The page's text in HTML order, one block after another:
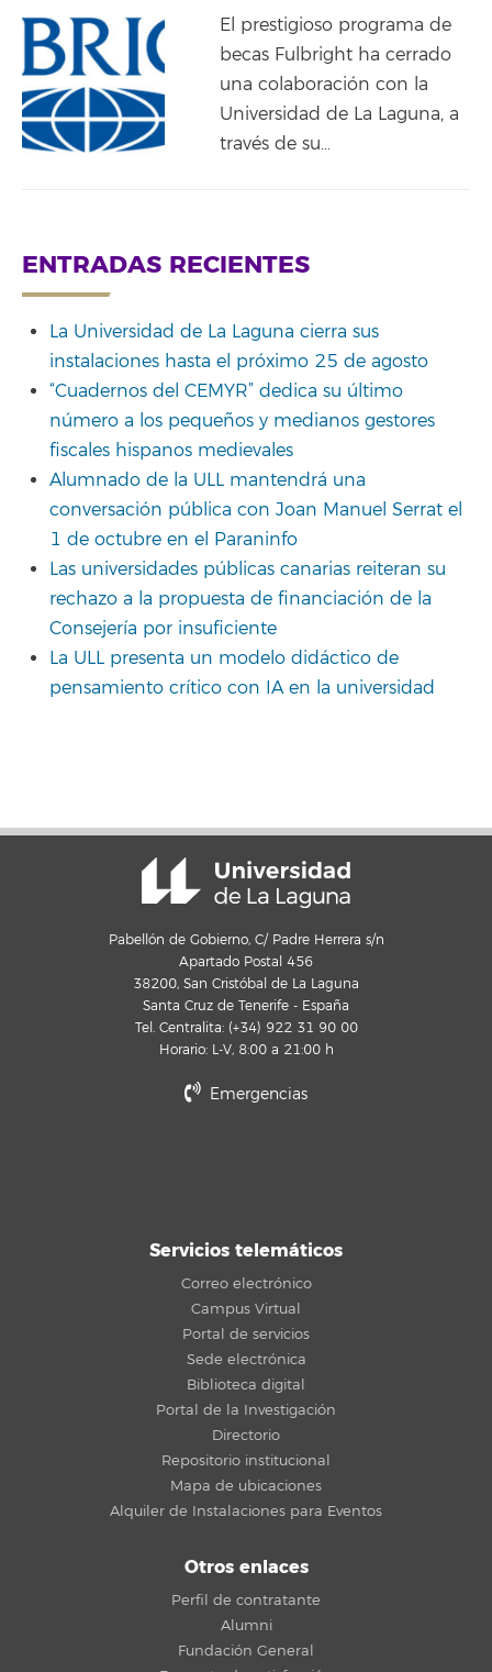
El prestigioso programa de
becas Fulbright ha cerrado
una colaboración con la
Universidad de La Laguna, a
través de su…
ENTRADAS RECIENTES
La Universidad de La Laguna cierra sus
instalaciones hasta el próximo 25 de agosto
“Cuadernos del CEMYR” dedica su último
número a los pequeños y medianos gestores
fiscales hispanos medievales
Alumnado de la ULL mantendrá una
conversación pública con Joan Manuel Serrat el
1 de octubre en el Paraninfo
Las universidades públicas canarias reiteran su
rechazo a la propuesta de financiación de la
Consejería por insuficiente
La ULL presenta un modelo didáctico de
pensamiento crítico con IA en la universidad
Pabellón de Gobierno, C/ Padre Herrera s/n
Apartado Postal 456
38200, San Cristóbal de La Laguna
Santa Cruz de Tenerife - España
Tel. Centralita: (+34) 922 31 90 00
Horario: L-V, 8:00 a 21:00 h
Emergencias
Servicios telemáticos
Correo electrónico
Campus Virtual
Portal de servicios
Sede electrónica
Biblioteca digital
Portal de la Investigación
Directorio
Repositorio institucional
Mapa de ubicaciones
Alquiler de Instalaciones para Eventos
Otros enlaces
Perfil de contratante
Alumni
Fundación General